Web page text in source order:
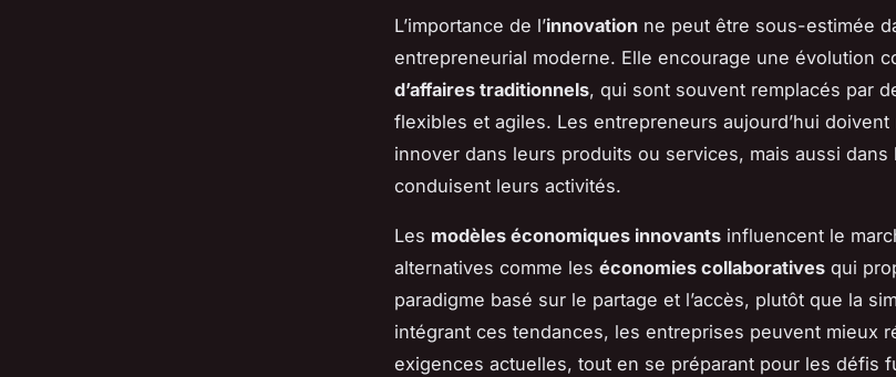
L’importance de l’innovation ne peut être sous-estimée
entrepreneurial moderne. Elle encourage une évolution
d’affaires traditionnels, qui sont souvent remplacés par
flexibles et agiles. Les entrepreneurs aujourd’hui
innover dans leurs produits ou services, mais aussi dans
conduisent leurs activités.
Les modèles économiques innovants influencent le
alternatives comme les économies collaboratives qui
paradigme basé sur le partage et l’accès, plutôt que la
intégrant ces tendances, les entreprises peuvent mieux
exigences actuelles, tout en se préparant pour les défis